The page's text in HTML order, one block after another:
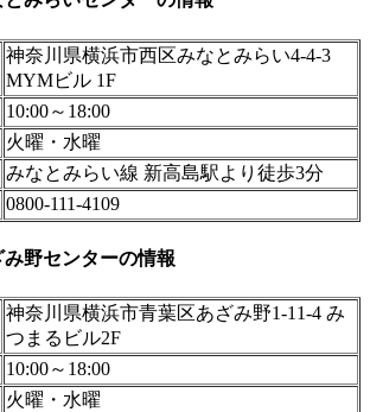
神奈川県横浜市西区みなとみらい4-4-3
MYMビル 1F
10:00～18:00
火曜・水曜
みなとみらい線 新高島駅より徒歩3分
0800-111-4109
野センターの情報
神奈川県横浜市青葉区あざみ野1-11-4 み
つまるビル2F
10:00～18:00
火曜・水曜